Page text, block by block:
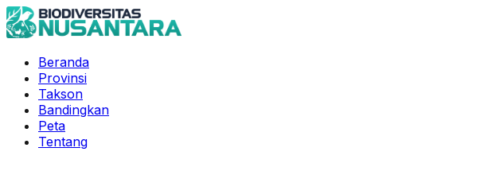
Beranda
Provinsi
Takson
Bandingkan
Peta
Tentang